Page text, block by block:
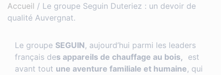
Accueil / Le groupe Seguin Duteriez : un devoir de
qualité Auvergnat.
Le groupe SEGUIN, aujourd’hui parmi les leaders
français des appareils de chauffage au bois, est
avant tout une aventure familiale et humaine, qui